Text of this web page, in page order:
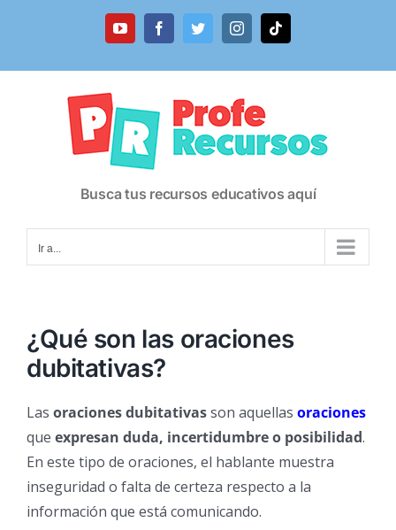
YouTubeFacebookTwitterInstagramTiktok
Busca tus recursos educativos aquí
Ir a...
¿Qué son las oraciones
dubitativas?
Las oraciones dubitativasson aquellas oraciones
que expresan duda, incertidumbre o posibilidad.
En este tipo de oraciones, el hablante muestra
inseguridad o falta de certeza respecto a la
información que está comunicando.